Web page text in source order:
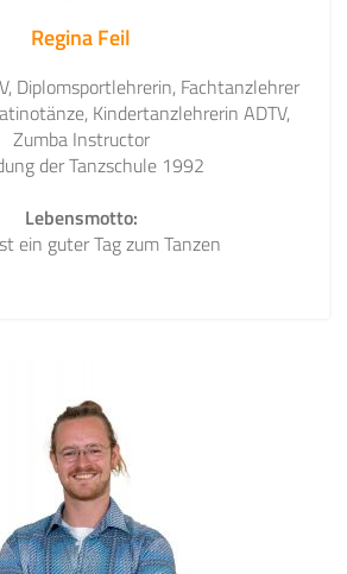
Regina Feil
Diplomsportlehrerin, Fachtanzlehrer
Kindertanzlehrerin ADTV,
Zumba Instructor
der Tanzschule 1992
Lebensmotto:
ein guter Tag zum Tanzen